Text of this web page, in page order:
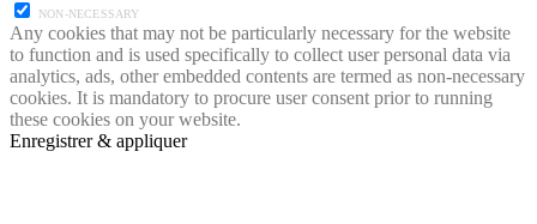
NON-NECESSARY
Any cookies that may not be particularly necessary for the website
to function and is used specifically to collect user personal data via
analytics, ads, other embedded contents are termed as non-necessary
cookies. It is mandatory to procure user consent prior to running
these cookies on your website.
Enregistrer & appliquer